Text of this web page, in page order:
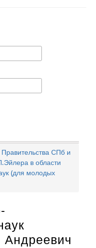
СПб и
в области
(для молодых
Андреевич